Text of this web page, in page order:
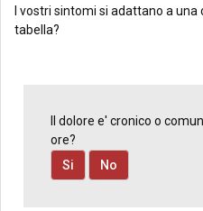
I vostri sintomi si adattano a
tabella?
Il dolore e' cronico o
ore?
Si
No